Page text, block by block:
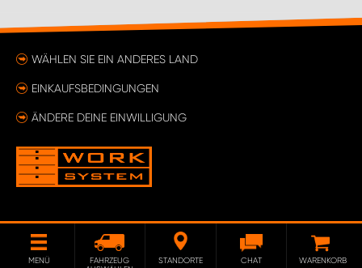
WÄHLEN SIE EIN ANDERES LAND
EINKAUFSBEDINGUNGEN
ÄNDERE DEINE EINWILLIGUNG
MENÜ
FAHRZEUG
STANDORTE CHAT WARENKORB